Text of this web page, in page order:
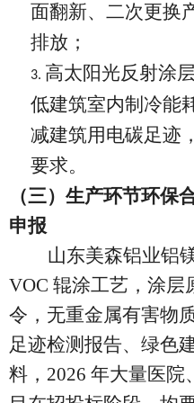
面翻新、二次更换
排放；
3. 高太阳光反射涂
低建筑室内制冷能
减建筑用电碳足迹
要求。
（三）生产环节环保
申报
山东美森铝业铝
VOC 辊涂工艺，涂层
令，无重金属有害物
足迹检测报告、绿色
料，2026 年大量医